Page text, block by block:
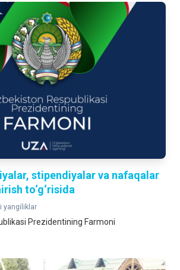
stipendiyalar va nafaqalar
to‘g‘risida
yangiliklar
Prezidentining Farmoni